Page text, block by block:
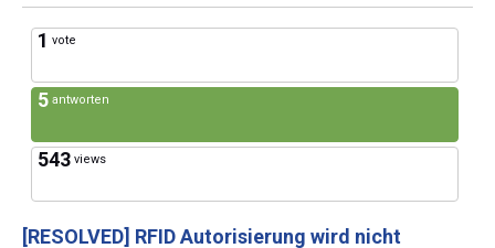
1 vote
5 antworten
543 views
[RESOLVED] RFID Autorisierung wird nicht